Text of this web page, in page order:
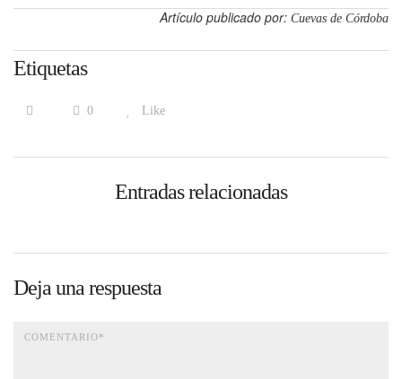
Artículo publicado por: Cuevas de Córdoba
Etiquetas
0 Like
Entradas relacionadas
Deja una respuesta